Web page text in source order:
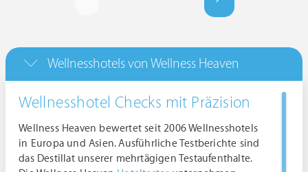
Wellnesshotels von Wellness Heaven
Wellnesshotel Checks mit Präzision
Wellness Heaven bewertet seit 2006 Wellnesshotels
in Europa und Asien. Ausführliche Testberichte sind
das Destillat unserer mehrtägigen Testaufenthalte.